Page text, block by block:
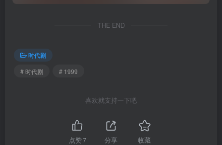
THE END
时代剧
# 时代剧
# 1999
喜欢就支持一下吧
点赞7 分享 收藏